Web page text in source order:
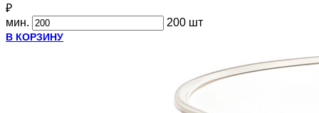
₽
мин.
200 шт
В КОРЗИНУ